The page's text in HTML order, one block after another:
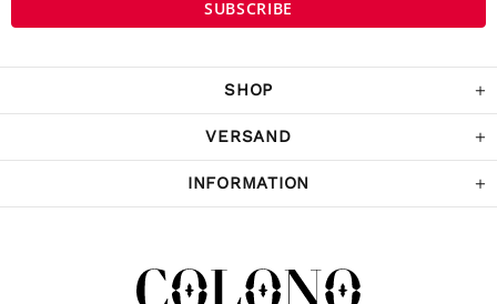
SHOP
VERSAND
INFORMATION
Verified Customer
Die Lieferung war prompt und schnell. Der
War Tage darauf auch im Geschäft und
habe noch ein paar Sachen gekaufrt.
Share
Twitter
Schwarzach, Austria, 3 years ago
Verified Customer
ich bin mit der Qualität der Produkte